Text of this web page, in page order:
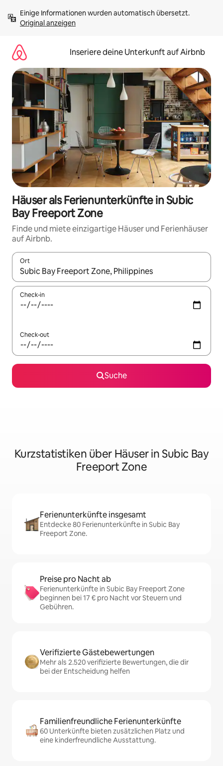
Inhalten
springenOriginal anzeigen
Inseriere deine Unterkunft auf Airbnb
Häuser als Ferienunterkünfte in Subic
Bay Freeport Zone
Finde und miete einzigartige Häuser und Ferienhäuser
auf Airbnb.
Ort
Wenn Ergebnisse verfügbar sind, navigiere mit den
Check-in
Check-out
Suche
Kurzstatistiken über Häuser in Subic Bay
Freeport Zone
Ferienunterkünfte insgesamt
Entdecke 80 Ferienunterkünfte in Subic Bay
Freeport Zone.
Preise pro Nacht ab
Ferienunterkünfte in Subic Bay Freeport Zone
beginnen bei 17 € pro Nacht vor Steuern und
Gebühren.
Verifizierte Gästebewertungen
Mehr als 2.520 verifizierte Bewertungen, die dir
bei der Entscheidung helfen
Familienfreundliche Ferienunterkünfte
60 Unterkünfte bieten zusätzlichen Platz und
eine kinderfreundliche Ausstattung.